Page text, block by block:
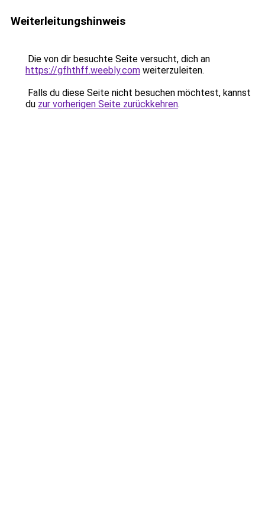
Weiterleitungshinweis
Die von dir besuchte Seite versucht, dich an
https://gfhthff.weebly.com weiterzuleiten.
Falls du diese Seite nicht besuchen möchtest, kannst
du zur vorherigen Seite zurückkehren.